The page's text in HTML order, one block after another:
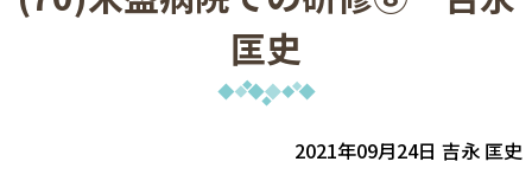
匡史
2021年09月24日 吉永 匡史